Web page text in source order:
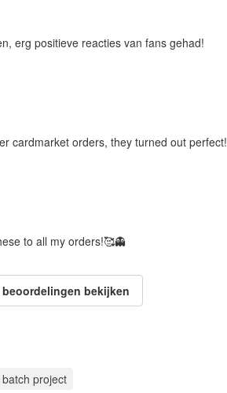
erg positieve reacties van fans gehad!
cardmarket orders, they turned out perfect!
to all my orders!🥰👻
bekijken
project